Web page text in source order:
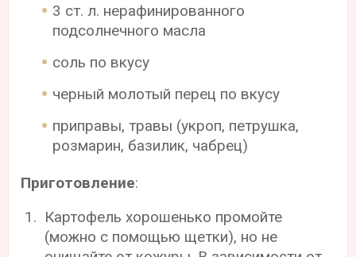
3 ст. л. нерафинированного
подсолнечного масла
соль по вкусу
черный молотый перец по вкусу
приправы, травы (укроп, петрушка,
розмарин, базилик, чабрец)
Приготовление:
Картофель хорошенько промойте
(можно с помощью щетки), но не